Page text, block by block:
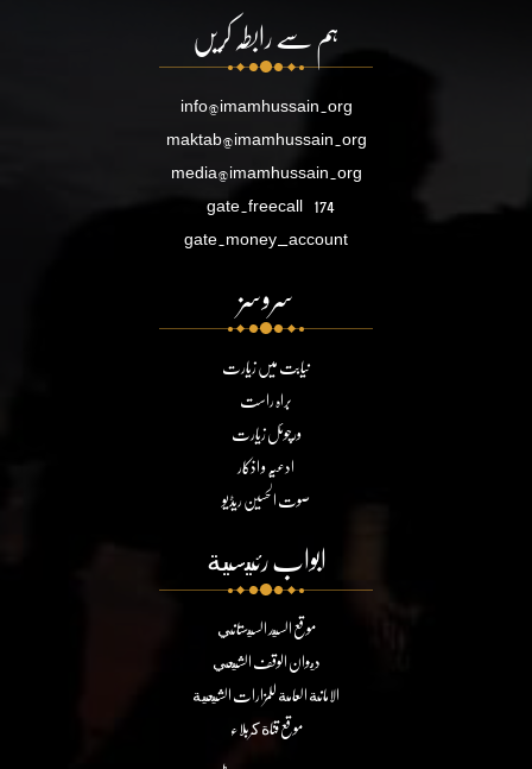
ہم سے رابطہ کریں
info@imamhussain.org
maktab@imamhussain.org
media@imamhussain.org
gate.freecall 174
gate.money_account
سروسز
نیابت میں زیارت
براہ راست
ورچوئل زیارت
ادعیہ و اذکار
صوت الحسین ریڈیو
ابواب رئيسية
موقع السيد السيستاني
ديوان الوقف الشيعي
الامانة العامة للمزارات الشيعية
موقع قناة كربلاء